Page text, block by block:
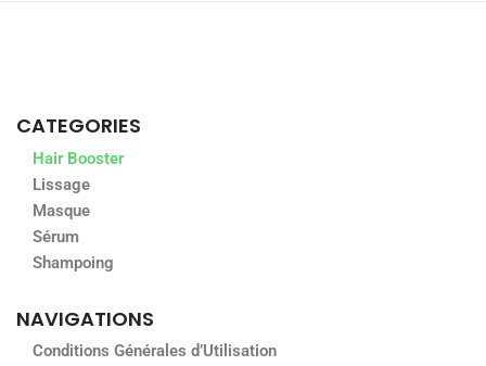
CATEGORIES
Hair Booster
Lissage
Masque
Sérum
Shampoing
NAVIGATIONS
Conditions Générales d’Utilisation